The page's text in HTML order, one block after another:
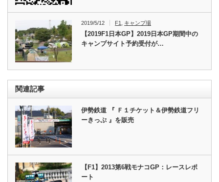
2019/5/12 F1 キャンプ場
【2019F1日本GP】2019日本GP期間中の
キャンプサイト予約受付が…
関連記事
伊勢鉄道 『 Ｆ１チケット＆伊勢鉄道フリ
ーきっぷ 』を販売
【F1】2013第6戦モナコGP：レースレポ
ート